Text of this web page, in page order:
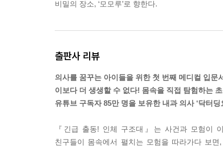
비밀의 장소, ‘모모루’로 향한다.
출판사 리뷰
의사를 꿈꾸는 아이들을 위한 첫 번째 메디컬 입문
이보다 더 생생할 수 없다! 몸속을 직접 탐험하는
유튜브 구독자 85만 명을 보유한 내과 의사 ‘닥터딩
『긴급 출동! 인체 구조대』는 사건과 모험이
친구들이 몸속에서 펼치는 모험을 따라가다 보